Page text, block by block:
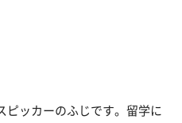
ピッカーのふじです。留学に